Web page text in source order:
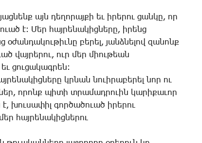
այն դե­ղո­րայ­քի եւ­ ի­րե­րու ցան­կը, որ
է: ­Մեր հայ­րե­նա­կից­նե­րը, ի­րենց
բե­րել, յանձ­նե­լով զա­նոնք
վայ­րե­րու, ուր մեր միու­թեան
ցու­ցա­կագ­րեն:
կրնան նո­ւի­րա­բե­րել նոր ու
ո­րոնք պի­տի տրա­մադ­րո­ւին կա­րի­քա­ւոր
խու­սա­փիլ գոր­ծա­ծո­ւած ի­րե­րու
հայ­րե­նա­կից­նե­րու